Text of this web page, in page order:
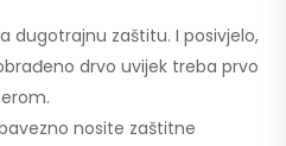
dugotrajnu zaštitu. I posivjelo,
drvo uvijek treba prvo
nosite zaštitne